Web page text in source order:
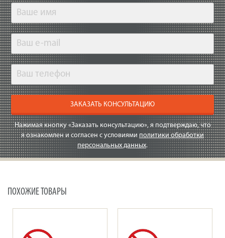
ЗАКАЗАТЬ КОНСУЛЬТАЦИЮ
Нажимая кнопку «Заказать консультацию», я подтверждаю, что
я ознакомлен и согласен с условиями политики обработки
персональных данных.
ПОХОЖИЕ ТОВАРЫ